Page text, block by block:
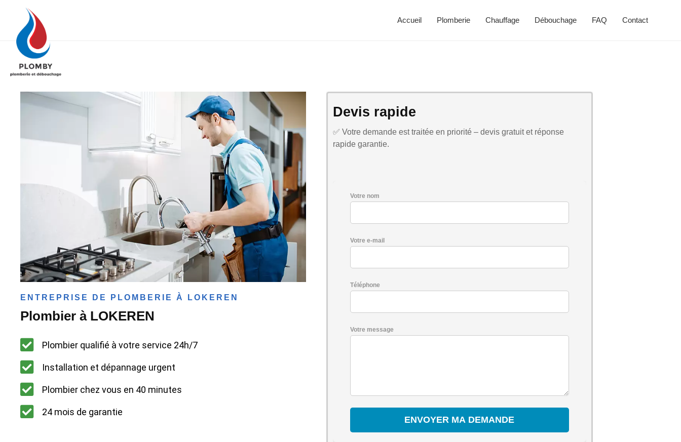
Accueil Plomberie Chauffage Débouchage FAQ Contact
ENTREPRISE DE PLOMBERIE À LOKEREN
Plombier à LOKEREN
Plombier qualifié à votre service 24h/7
Installation et dépannage urgent
Plombier chez vous en 40 minutes
24 mois de garantie
Devis rapide
✅ Votre demande est traitée en priorité – devis gratuit et réponse
rapide garantie.
Votre nom
Votre e-mail
Téléphone
Votre message